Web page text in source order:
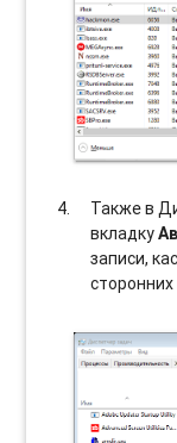
Также в
вкладку
записи,